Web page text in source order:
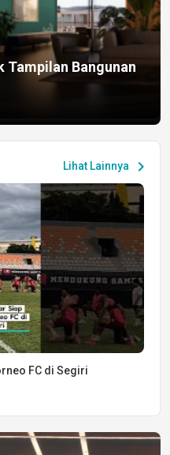
Tampilan Bangunan
Lihat Lainnya chevron_right
FC di Segiri